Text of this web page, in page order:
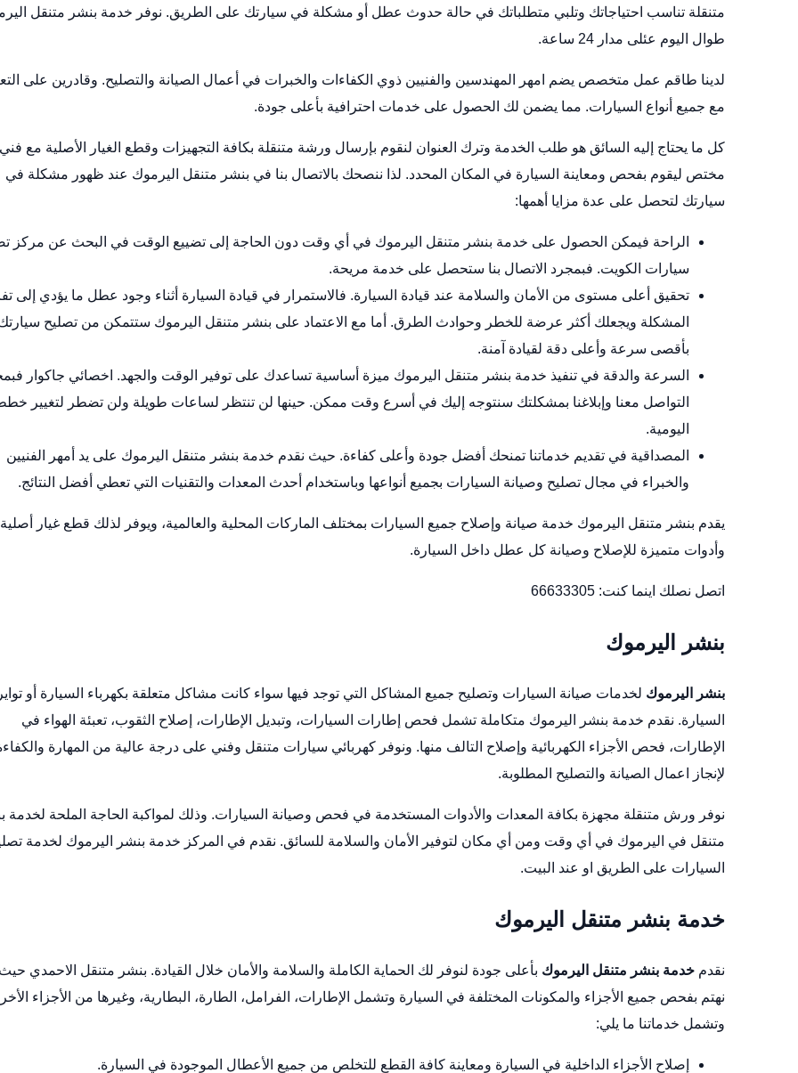
متنقلة تناسب احتياجاتك وتلبي متطلباتك في حالة حدوث عطل أو مشكلة في سيارتك على الطريق. نوفر خدمة بنشر متنقل
طوال اليوم عئلى مدار 24 ساعة.
لدينا طاقم عمل متخصص يضم امهر المهندسين والفنيين ذوي الكفاءات والخبرات في أعمال الصيانة والتصليح. وقادرين على
مع جميع أنواع السيارات. مما يضمن لك الحصول على خدمات احترافية بأعلى جودة.
كل ما يحتاج إليه السائق هو طلب الخدمة وترك العنوان لنقوم بإرسال ورشة متنقلة بكافة التجهيزات وقطع الغيار الأصلية مع فني
مختص ليقوم بفحص ومعاينة السيارة في المكان المحدد. لذا ننصحك بالاتصال بنا في بنشر متنقل اليرموك عند ظهور مشكلة في
سيارتك لتحصل على عدة مزايا أهمها:
الراحة فيمكن الحصول على خدمة بنشر متنقل اليرموك في أي وقت دون الحاجة إلى تضييع الوقت في البحث عن مركز
سيارات الكويت. فبمجرد الاتصال بنا ستحصل على خدمة مريحة.
تحقيق أعلى مستوى من الأمان والسلامة عند قيادة السيارة. فالاستمرار في قيادة السيارة أثناء وجود عطل ما يؤدي إلى
المشكلة ويجعلك أكثر عرضة للخطر وحوادث الطرق. أما مع الاعتماد على بنشر متنقل اليرموك ستتمكن من تصليح
بأقصى سرعة وأعلى دقة لقيادة آمنة.
السرعة والدقة في تنفيذ خدمة بنشر متنقل اليرموك ميزة أساسية تساعدك على توفير الوقت والجهد. اخصائي جاكوار
التواصل معنا وإبلاغنا بمشكلتك سنتوجه إليك في أسرع وقت ممكن. حينها لن تنتظر لساعات طويلة ولن تضطر لتغيير
اليومية.
المصداقية في تقديم خدماتنا تمنحك أفضل جودة وأعلى كفاءة. حيث نقدم خدمة بنشر متنقل اليرموك على يد أمهر الفنيين
والخبراء في مجال تصليح وصيانة السيارات بجميع أنواعها وباستخدام أحدث المعدات والتقنيات التي تعطي أفضل النتائج.
يقدم بنشر متنقل اليرموك خدمة صيانة وإصلاح جميع السيارات بمختلف الماركات المحلية والعالمية، ويوفر لذلك قطع غيار أصلية
وأدوات متميزة للإصلاح وصيانة كل عطل داخل السيارة.
اتصل نصلك اينما كنت: 66633305
بنشر اليرموك
بنشر اليرموك لخدمات صيانة السيارات وتصليح جميع المشاكل التي توجد فيها سواء كانت مشاكل متعلقة بكهرباء السيارة أو
السيارة. نقدم خدمة بنشر اليرموك متكاملة تشمل فحص إطارات السيارات، وتبديل الإطارات، إصلاح الثقوب، تعبئة الهواء في
الإطارات، فحص الأجزاء الكهربائية وإصلاح التالف منها. ونوفر كهربائي سيارات متنقل وفني على درجة عالية من المهارة
لإنجاز اعمال الصيانة والتصليح المطلوبة.
نوفر ورش متنقلة مجهزة بكافة المعدات والأدوات المستخدمة في فحص وصيانة السيارات. وذلك لمواكبة الحاجة الملحة لخدمة
متنقل في اليرموك في أي وقت ومن أي مكان لتوفير الأمان والسلامة للسائق. نقدم في المركز خدمة بنشر اليرموك لخدمة
السيارات على الطريق او عند البيت.
خدمة بنشر متنقل اليرموك
نقدم خدمة بنشر متنقل اليرموك بأعلى جودة لنوفر لك الحماية الكاملة والسلامة والأمان خلال القيادة. بنشر متنقل الاحمدي
نهتم بفحص جميع الأجزاء والمكونات المختلفة في السيارة وتشمل الإطارات، الفرامل، الطارة، البطارية، وغيرها من الأجزاء
وتشمل خدماتنا ما يلي:
إصلاح الأجزاء الداخلية في السيارة ومعاينة كافة القطع للتخلص من جميع الأعطال الموجودة في السيارة.